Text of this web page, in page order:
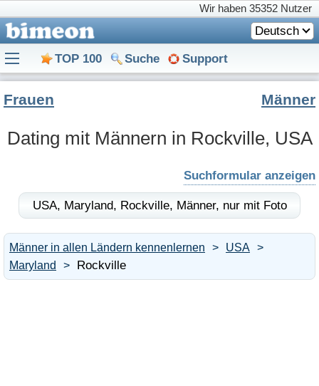
Wir haben 35352 Nutzer
Deutsch
TOP 100 Suche Support
Dating mit Männern in Rockville, USA
Frauen Männer
Suchformular anzeigen
USA, Maryland, Rockville, Männer, nur mit Foto
Männer in allen Ländern kennenlernen
USA
Maryland
Rockville